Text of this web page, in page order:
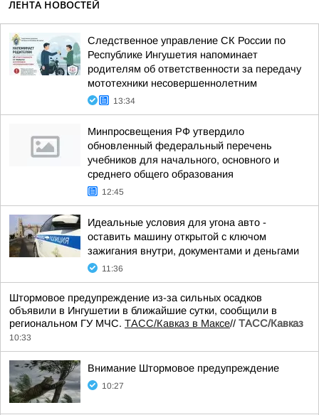
ЛЕНТА НОВОСТЕЙ
Следственное управление СК России по
Республике Ингушетия напоминает
родителям об ответственности за передачу
мототехники несовершеннолетним
13:34
Минпросвещения РФ утвердило
обновленный федеральный перечень
учебников для начального, основного и
среднего общего образования
12:45
Идеальные условия для угона авто -
оставить машину открытой с ключом
зажигания внутри, документами и деньгами
11:36
Штормовое предупреждение из-за сильных осадков
объявили в Ингушетии в ближайшие сутки, сообщили в
региональном ГУ МЧС. ТАСС/Кавказ в Максе// ТАСС/Кавказ
10:33
Внимание Штормовое предупреждение
10:27